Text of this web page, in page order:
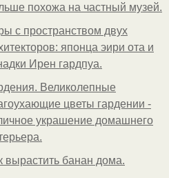
похожа на частный музей.
с пространством двух
японца эири ота и
Ирен гардпуа.
Великолепные
цветы гардении -
украшение домашнего
вырастить банан дома.